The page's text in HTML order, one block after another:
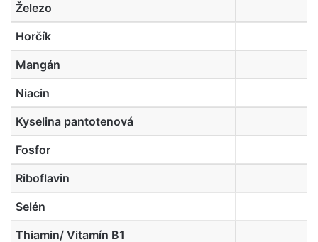
Železo
Horčík
Mangán
Niacin
Kyselina pantotenová
Fosfor
Riboflavin
Selén
Thiamin/ Vitamín B1